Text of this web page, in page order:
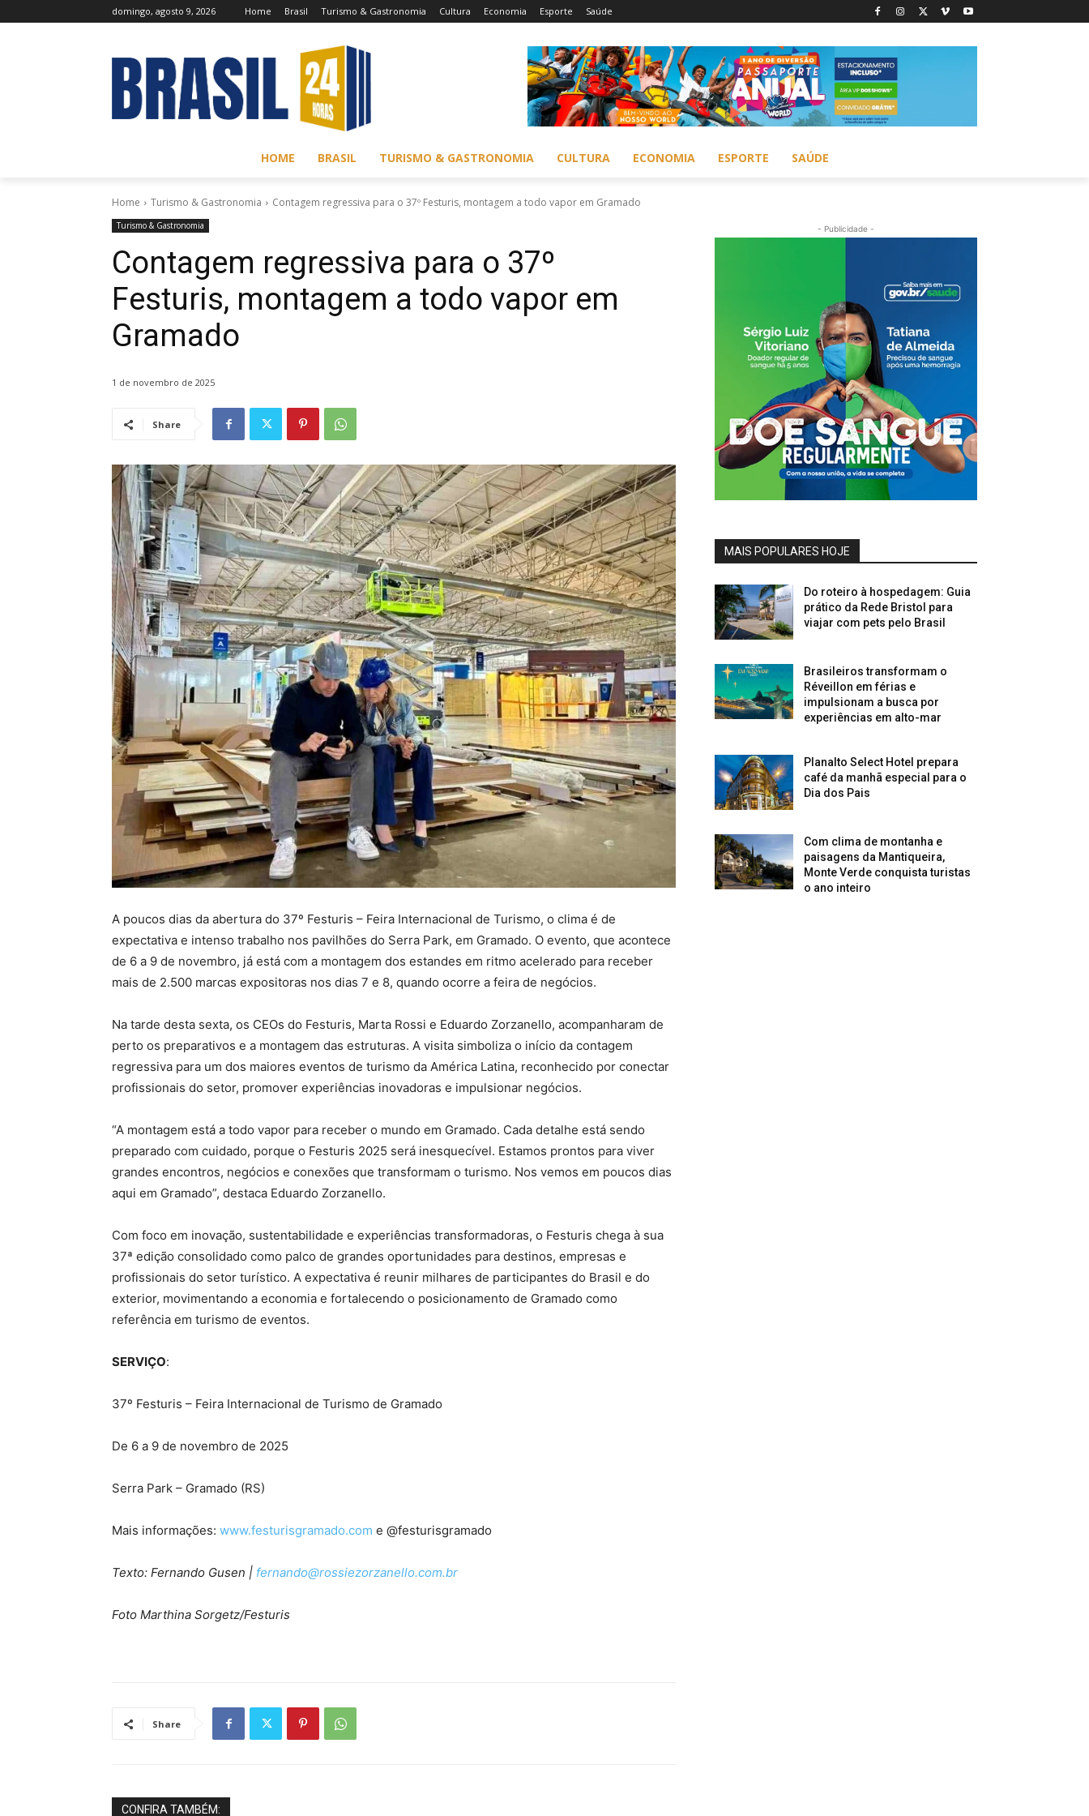
domingo, agosto 9, 2026 Home Brasil Turismo & Gastronomia Cultura Economia Esporte Saúde
HOME BRASIL TURISMO & GASTRONOMIA CULTURA ECONOMIA ESPORTE SAÚDE
Home Turismo & Gastronomia Contagem regressiva para o 37º Festuris, montagem a todo vapor em Gramado
Turismo & Gastronomia
Contagem regressiva para o 37º
Festuris, montagem a todo vapor em
Gramado
1 de novembro de 2025
Share
A poucos dias da abertura do 37º Festuris – Feira Internacional de Turismo, o clima é de
expectativa e intenso trabalho nos pavilhões do Serra Park, em Gramado. O evento, que acontece
de 6 a 9 de novembro, já está com a montagem dos estandes em ritmo acelerado para receber
mais de 2.500 marcas expositoras nos dias 7 e 8, quando ocorre a feira de negócios.
Na tarde desta sexta, os CEOs do Festuris, Marta Rossi e Eduardo Zorzanello, acompanharam de
perto os preparativos e a montagem das estruturas. A visita simboliza o início da contagem
regressiva para um dos maiores eventos de turismo da América Latina, reconhecido por conectar
profissionais do setor, promover experiências inovadoras e impulsionar negócios.
“A montagem está a todo vapor para receber o mundo em Gramado. Cada detalhe está sendo
preparado com cuidado, porque o Festuris 2025 será inesquecível. Estamos prontos para viver
grandes encontros, negócios e conexões que transformam o turismo. Nos vemos em poucos dias
aqui em Gramado”, destaca Eduardo Zorzanello.
Com foco em inovação, sustentabilidade e experiências transformadoras, o Festuris chega à sua
37ª edição consolidado como palco de grandes oportunidades para destinos, empresas e
profissionais do setor turístico. A expectativa é reunir milhares de participantes do Brasil e do
exterior, movimentando a economia e fortalecendo o posicionamento de Gramado como
referência em turismo de eventos.
SERVIÇO:
37º Festuris – Feira Internacional de Turismo de Gramado
De 6 a 9 de novembro de 2025
Serra Park – Gramado (RS)
Mais informações: www.festurisgramado.com e @festurisgramado
Texto: Fernando Gusen | fernando@rossiezorzanello.com.br
Foto Marthina Sorgetz/Festuris
Share
CONFIRA TAMBÉM:
- Publicidade -
MAIS POPULARES HOJE
Do roteiro à hospedagem: Guia
prático da Rede Bristol para
viajar com pets pelo Brasil
Brasileiros transformam o
Réveillon em férias e
impulsionam a busca por
experiências em alto-mar
Planalto Select Hotel prepara
café da manhã especial para o
Dia dos Pais
Com clima de montanha e
paisagens da Mantiqueira,
Monte Verde conquista turistas
o ano inteiro